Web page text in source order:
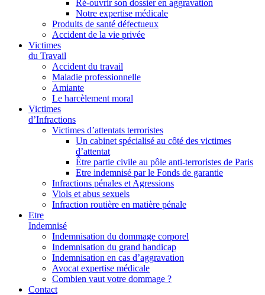
Ré-ouvrir son dossier en aggravation
Notre expertise médicale
Produits de santé défectueux
Accident de la vie privée
Victimes
du Travail
Accident du travail
Maladie professionnelle
Amiante
Le harcèlement moral
Victimes
d’Infractions
Victimes d’attentats terroristes
Un cabinet spécialisé au côté des victimes
d’attentat
Être partie civile au pôle anti-terroristes de Paris
Etre indemnisé par le Fonds de garantie
Infractions pénales et Agressions
Viols et abus sexuels
Infraction routière en matière pénale
Etre
Indemnisé
Indemnisation du dommage corporel
Indemnisation du grand handicap
Indemnisation en cas d’aggravation
Avocat expertise médicale
Combien vaut votre dommage ?
Contact